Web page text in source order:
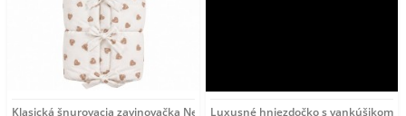
Klasická šnurovacia zavinovačka New Baby srdiečka béžová
Luxusné hniezdočko s vankúšikom